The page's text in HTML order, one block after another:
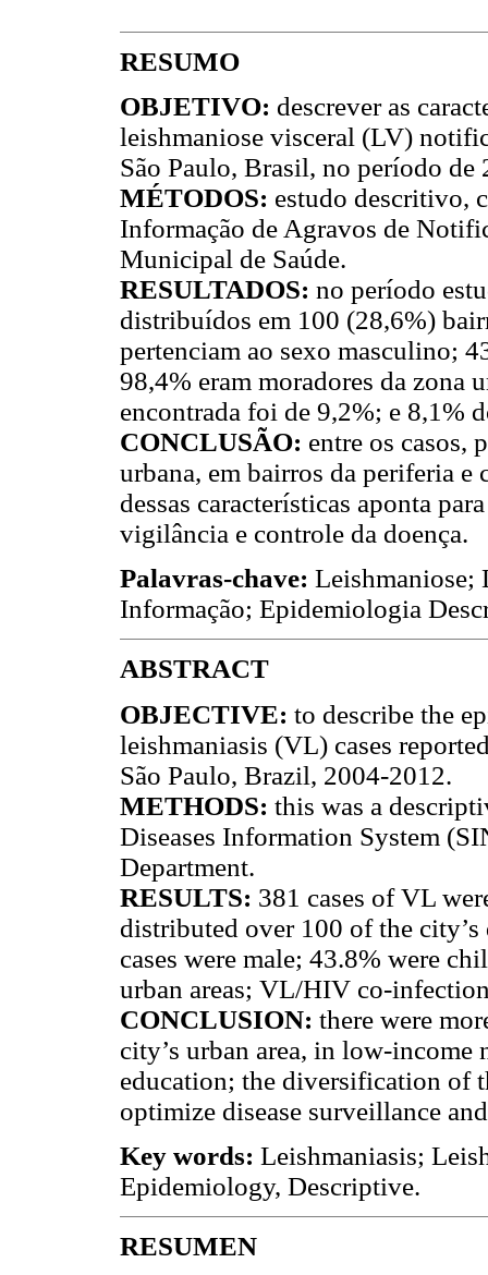
RESUMO
OBJETIVO: descrever as
leishmaniose visceral (LV)
São Paulo, Brasil, no período de
MÉTODOS: estudo descritivo,
Informação de Agravos de
Municipal de Saúde.
RESULTADOS: no período
distribuídos em 100 (28,6%)
pertenciam ao sexo masculino;
98,4% eram moradores da zona
encontrada foi de 9,2%; e 8,1%
CONCLUSÃO: entre os casos,
urbana, em bairros da periferia
dessas características aponta
vigilância e controle da doença.
Palavras-chave: Leishmaniose;
Informação; Epidemiologia
ABSTRACT
OBJECTIVE: to describe the
leishmaniasis (VL) cases
São Paulo, Brazil, 2004-2012.
METHODS: this was a
Diseases Information System
Department.
RESULTS: 381 cases of VL
distributed over 100 of the
cases were male; 43.8% were
urban areas; VL/HIV co-
CONCLUSION: there were
city’s urban area, in low-
education; the diversification of
optimize disease surveillance
Key words: Leishmaniasis;
Epidemiology, Descriptive.
RESUMEN